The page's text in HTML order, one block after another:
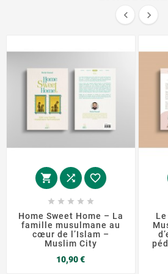
 
  
    
Home Sweet Home – La
famille musulmane au
cœur de l’Islam –
Muslim City
10,90 €Prix